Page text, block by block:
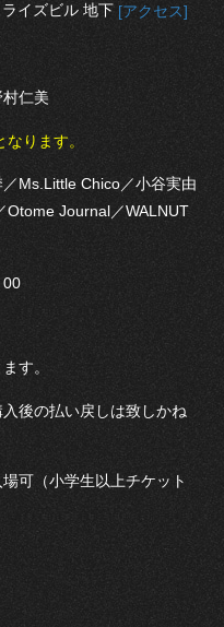
イズビル 地下 [アクセス]
仁美
ります。
Ms.Little Chico／小谷実由
Otome Journal／WALNUT
00
す。
後の払い戻しは致しかね
可（小学生以上チケット